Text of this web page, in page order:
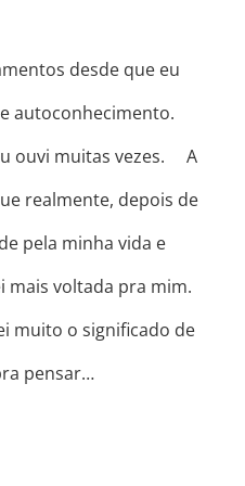
desde que eu
autoconhecimento. ⠀
ouvi muitas vezes. ⠀ A
realmente, depois de
pela minha vida e
voltada pra mim. ⠀
muito o significado de
pensar…